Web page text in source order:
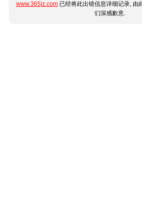
www.365jz.com 已经将此出错信息详细记录, 由
们深感歉意.